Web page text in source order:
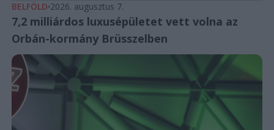
BELFÖLD 2026. augusztus 7.
7,2 milliárdos luxusépületet vett volna az
Orbán-kormány Brüsszelben